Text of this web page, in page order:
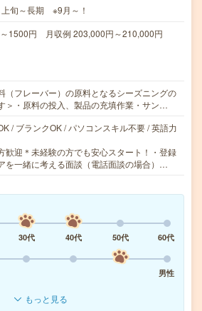
旬～長期 ※9月～！
1500円 月収例 203,000円～210,000円
（フレーバー）の原料となるシーズニングの
＞・原料の投入、製品の充填作業・サン…
/ ブランクOK / パソコンスキル不要 / 英語力
歓迎＊未経験の方でも安心スタート！・登録
を一緒に考える面談（電話面談の場合）…
30代 40代 50代
60代
男性
もっと見る